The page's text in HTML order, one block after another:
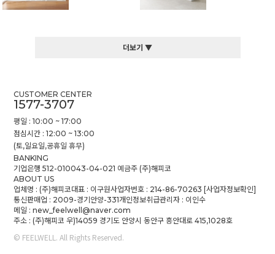
더보기 ▼
CUSTOMER CENTER
1577-3707
평일 : 10:00 ~ 17:00
점심시간 : 12:00 ~ 13:00
(토,일요일,공휴일 휴무)
BANKING
기업은행 512-010043-04-021 예금주 (주)해피코
ABOUT US
업체명 : (주)해피코대표 : 이구원사업자번호 : 214-86-70263 [사업자정보확인]
통신판매업 : 2009-경기안양-331개인정보취급관리자 : 이인수
메일 : new_feelwell@naver.com
주소 : (주)해피코 우)14059 경기도 안양시 동안구 흥안대로 415,1028호
© FEELWELL. All Rights Reserved.